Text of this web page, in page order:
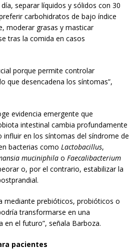
separar líquidos y sólidos con 30
carbohidratos de bajo índice
moderar grasas y masticar
tras la comida en casos
porque permite controlar
que desencadena los síntomas”,
evidencia emergente que
intestinal cambia profundamente
influir en los síntomas del síndrome de
bacterias como Lactobacillus,
muciniphila o Faecalibacterium
o, por el contrario, estabilizar la
mediante prebióticos, probióticos o
transformarse en una
en el futuro”, señala Barboza.
pacientes